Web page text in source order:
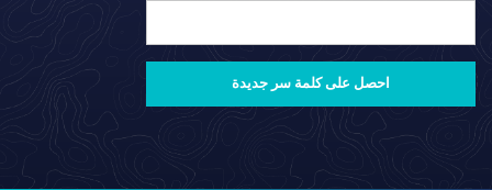
احصل على كلمة سر جديدة